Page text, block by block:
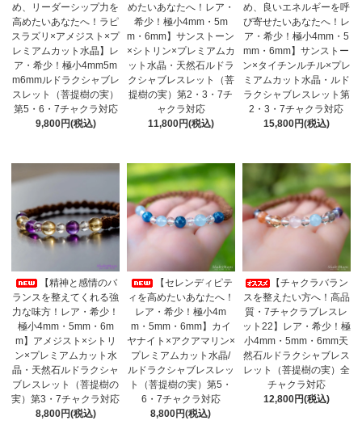
め、リーダーシップ力を
高めたいあなたへ！ラピ
スラズリ×アメジスト×プ
レミアムカット水晶】レ
ア・希少！極小4mm5m
m6mmルドラクシャブレ
スレット（菩提樹の実）
第5・6・7チャクラ対応
9,800円(税込)
めたいあなたへ！レア・
希少！極小4mm・5m
m・6mm】サンストーン
×シトリン×プレミアムカ
ット水晶・天然石ルドラ
クシャブレスレット（菩
提樹の実）第2・3・7チ
ャクラ対応
11,800円(税込)
め、良いエネルギーを呼
び寄せたいあなたへ！レ
ア・希少！極小4mm・5
mm・6mm】サンストー
ン×タイチンルチル×プレ
ミアムカット水晶・ルド
ラクシャブレスレット第
2・3・7チャクラ対応
15,800円(税込)
【精神と感情のバ
ランスを整えてくれる強
力な味方！レア・希少！
極小4mm・5mm・6m
m】アメジスト×シトリ
ン×プレミアムカット水
晶・天然石ルドラクシャ
ブレスレット（菩提樹の
実）第3・7チャクラ対応
8,800円(税込)
【セレンディピテ
ィを高めたいあなたへ！
レア・希少！極小4m
m・5mm・6mm】カイ
ヤナイト×アクアマリン×
プレミアムカット水晶/
ルドラクシャブレスレッ
ト（菩提樹の実）第5・
6・7チャクラ対応
8,800円(税込)
【チャクラバラン
スを整えたい方へ！高品
質・7チャクラブレスレ
ット22】レア・希少！極
小4mm・5mm・6mm天
然石ルドラクシャブレス
レット（菩提樹の実）全
チャクラ対応
12,800円(税込)